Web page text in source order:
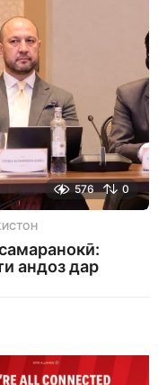
576 0
андоз дар